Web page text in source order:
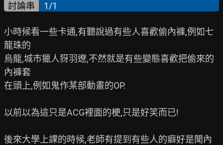
討論串 1/1
小時候看一些卡通,有聽說過有些人喜歡偷內褲,例如七
龍珠的
烏龍,城市獵人犽羽遼,不然就是有些變態喜歡把偷來的
內褲套
在頭上,例如鬼作某部動畫的OP.
以前以為這只是ACG裡面的梗,只是好笑而已!
後來大學上課的時候,老師有提到有些人的癖好是聞內